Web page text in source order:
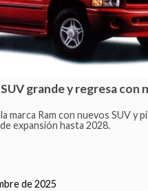
grande y regresa con
marca Ram con nuevos SUV y
expansión hasta 2028.
de 2025